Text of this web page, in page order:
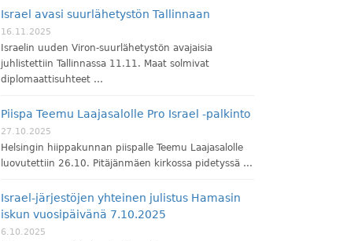
Israel avasi suurlähetystön Tallinnaan
16.11.2025
Israelin uuden Viron-suurlähetystön avajaisia
juhlistettiin Tallinnassa 11.11. Maat solmivat
diplomaattisuhteet …
Piispa Teemu Laajasalolle Pro Israel -palkinto
27.10.2025
Helsingin hiippakunnan piispalle Teemu Laajasalolle
luovutettiin 26.10. Pitäjänmäen kirkossa pidetyssä …
Israel-järjestöjen yhteinen julistus Hamasin
iskun vuosipäivänä 7.10.2025
6.10.2025